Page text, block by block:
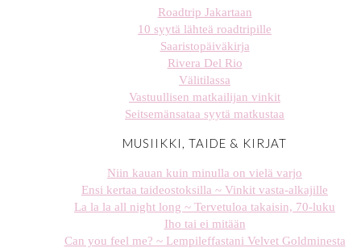
Roadtrip Jakartaan
10 syytä lähteä roadtripille
Saaristopäiväkirja
Rivera Del Rio
Välitilassa
Vastuullisen matkailijan vinkit
Seitsemänsataa syytä matkustaa
MUSIIKKI, TAIDE & KIRJAT
Niin kauan kuin minulla on vielä varjo
Ensi kertaa taideostoksilla ~ Vinkit vasta-alkajille
La la la all night long ~ Tervetuloa takaisin, 70-luku
Iho tai ei mitään
Can you feel me? ~ Lempileffastani Velvet Goldminesta